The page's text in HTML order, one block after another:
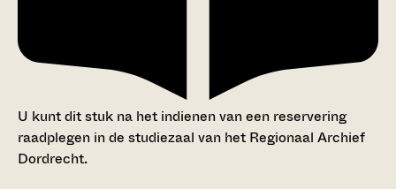
U kunt dit stuk na het indienen van een reservering
raadplegen in de studiezaal van het Regionaal Archief
Dordrecht.